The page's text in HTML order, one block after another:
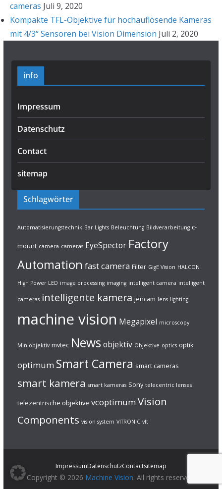
cameras Juli 9, 2020
Kompakte TFL-Objektive für hochauflösende Kameras
mit 4/3“ Sensoren bei Vision Dimension Juli 2, 2020
info
Impressum
Datenschutz
Contact
sitemap
Schlagwörter
Automatisierungstechnik Bar Lights Beleuchtung Bildverarbeitung c-
mount camera cameras EyeSpector Factory
Automation fast camera Filter GigE Vision HALCON
High Power LED image processing imaging intelligent camera intelligent
cameras intelligente kamera jencam lens lighting
machine vision Megapixel microscopy
Miniobjektiv mvtec News objektiv Objektive optics optik
optimum Smart Camera smart cameras
smart kamera smart kameras Sony telecentric lenses
telezentrische objektive vcoptimum Vision
Components vision system VITRONIC vlt
ImpressumDatenschutzContactsitemap
Copyright © 2026 Machine Vision. All rights reserved.